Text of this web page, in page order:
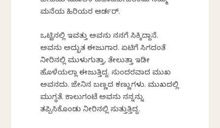
ಮನೆಯ ಹಿರಿಯರ ಆರ್ಡರ್.
ಒಟ್ಟಿನಲ್ಲಿ ಇವತ್ತು ಅವನು ನನಗೆ ಸಿಕ್ಕಿದ್ದಾನೆ.
ಅವನು ಅದ್ಭುತ ಈಜುಗಾರ. ಏಟಿಗೆ ಸಿಗದಂತೆ
ನೀರಿನಲ್ಲಿ ಮುಳುಗುತ್ತಾ, ತೇಲುತ್ತಾ ಇಡೀ
ಹೊಳೆಯಲ್ಲಾ ಈಜುತ್ತಿದ್ದ. ಸುಂದರವಾದ ಮುಖ
ಅವನದು. ಜೇನಿನ ಬಣ್ಣದ ಕಣ್ಣುಗಳು. ಮುಖದಲ್ಲಿ
ಮುಗ್ಧತೆ. ಕಾಲುಗಂಟೆ ಅವನು ನನ್ನನ್ನು
ತಪ್ಪಿಸಿಕೊಂಡು ನೀರಿನಲ್ಲಿ ಸುತ್ತುತ್ತಿದ್ದ.